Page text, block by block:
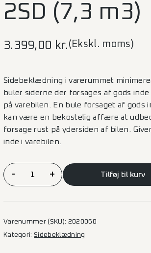
2SD (7,3 m3)
3.399,00 kr. (Ekskl. moms)
Sidebeklædning i varerummet
buler siderne der forsages af gods
på varebilen. En bule forsaget af gods
kan være en bekostelig affære at
forsage rust på ydersiden af bilen.
inde i varebilen.
Sidebeklædning
Iveco
L1H1
- + Tilføj til kurv
Varenummer (SKU): 2020060
Kategori:Sidebeklædning